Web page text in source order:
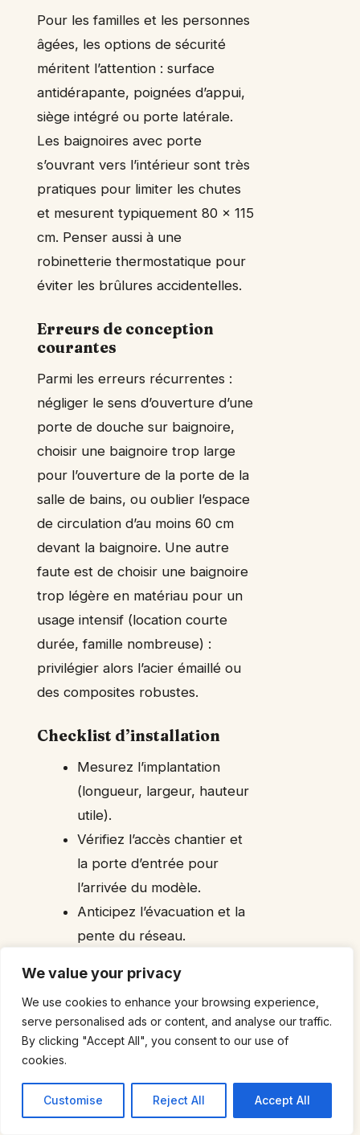
We value your privacy
We use cookies to enhance your browsing experience,
serve personalised ads or content, and analyse our traffic.
By clicking "Accept All", you consent to our use of
cookies.
Customise Reject All Accept All
Pour les familles et les personnes
âgées, les options de sécurité
méritent l’attention : surface
antidérapante, poignées d’appui,
siège intégré ou porte latérale.
Les baignoires avec porte
s’ouvrant vers l’intérieur sont très
pratiques pour limiter les chutes
et mesurent typiquement 80 x 115
cm. Penser aussi à une
robinetterie thermostatique pour
éviter les brûlures accidentelles.
Erreurs de conception
courantes
Parmi les erreurs récurrentes :
négliger le sens d’ouverture d’une
porte de douche sur baignoire,
choisir une baignoire trop large
pour l’ouverture de la porte de la
salle de bains, ou oublier l’espace
de circulation d’au moins 60 cm
devant la baignoire. Une autre
faute est de choisir une baignoire
trop légère en matériau pour un
usage intensif (location courte
durée, famille nombreuse) :
privilégier alors l’acier émaillé ou
des composites robustes.
Checklist d’installation
Mesurez l’implantation
(longueur, largeur, hauteur
utile).
Vérifiez l’accès chantier et
la porte d’entrée pour
l’arrivée du modèle.
Anticipez l’évacuation et la
pente du réseau.
branchements électriques
pour balnéo ou éclairage
intégré.
adaptée à la profondeur et
au style de la cuve.